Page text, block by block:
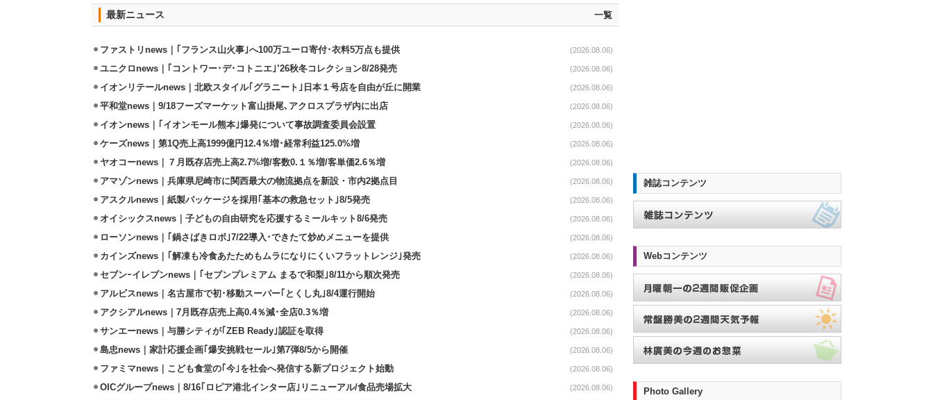
最新ニュース 一覧
ファストリnews｜｢フランス山火事｣へ100万ユーロ寄付･衣料5万点も提供 (2026.08.06)
ユニクロnews｜｢コントワー･デ･コトニエ｣’26秋冬コレクション8/28発売 (2026.08.06)
イオンリテールnews｜北欧スタイル｢グラニート｣日本１号店を自由が丘に開業 (2026.08.06)
平和堂news｜9/18フーズマーケット富山掛尾､アクロスプラザ内に出店 (2026.08.06)
イオンnews｜｢イオンモール熊本｣爆発について事故調査委員会設置 (2026.08.06)
ケーズnews｜第1Q売上高1999億円12.4％増･経常利益125.0%増 (2026.08.06)
ヤオコーnews｜７月既存店売上高2.7%増/客数0.１％増/客単価2.6％増 (2026.08.06)
アマゾンnews｜兵庫県尼崎市に関西最大の物流拠点を新設・市内2拠点目 (2026.08.06)
アスクルnews｜紙製パッケージを採用｢基本の救急セット｣8/5発売 (2026.08.06)
オイシックスnews｜子どもの自由研究を応援するミールキット8/6発売 (2026.08.06)
ローソンnews｜｢鍋さばきロボ｣7/22導入･できたて炒めメニューを提供 (2026.08.06)
カインズnews｜｢解凍も冷食あたためもムラになりにくいフラットレンジ｣発売 (2026.08.06)
セブンｰイレブンnews｜｢セブンプレミアム まるで和梨｣8/11から順次発売 (2026.08.06)
アルビスnews｜名古屋市で初･移動スーパー｢とくし丸｣8/4運行開始 (2026.08.06)
アクシアルnews｜7月既存店売上高0.4％減･全店0.3％増 (2026.08.06)
サンエーnews｜与勝シティが｢ZEB Ready｣認証を取得 (2026.08.06)
島忠news｜家計応援企画｢爆安挑戦セール｣第7弾8/5から開催 (2026.08.06)
ファミマnews｜こども食堂の｢今｣を社会へ発信する新プロジェクト始動 (2026.08.06)
OICグループnews｜8/16｢ロピア港北インター店｣リニューアル/食品売場拡大 (2026.08.06)
雑誌コンテンツ
Webコンテンツ
Photo Gallery